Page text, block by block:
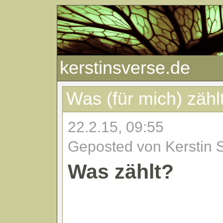
kerstinsverse.de
Was (für mich)
22.2.15, 09:55
Geposted von Kerstin
Was zählt?